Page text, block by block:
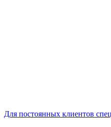
Для постоянных клиентов